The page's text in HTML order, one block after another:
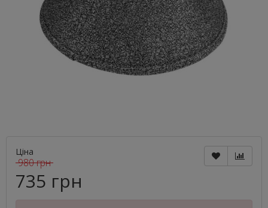
Ціна
980 грн
735 грн